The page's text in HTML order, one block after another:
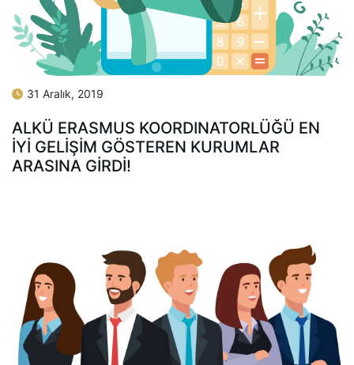
31 Aralık, 2019
ALKÜ ERASMUS KOORDINATORLÜĞÜ EN
İYİ GELİŞİM GÖSTEREN KURUMLAR
ARASINA GİRDİ!